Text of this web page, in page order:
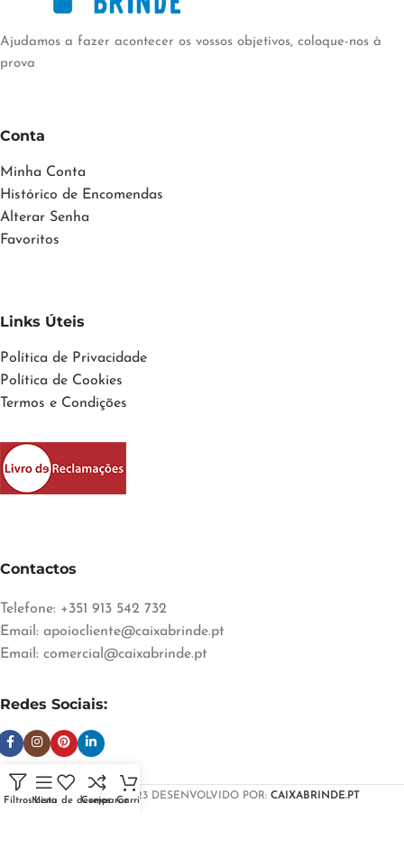
Ajudamos a fazer acontecer os vossos objetivos, coloque-nos à
prova
Conta
Minha Conta
Histórico de Encomendas
Alterar Senha
Favoritos
Links Úteis
Política de Privacidade
Política de Cookies
Termos e Condições
Contactos
Telefone: +351 913 542 732
Email: apoiocliente@caixabrinde.pt
Email: comercial@caixabrinde.pt
Redes Sociais:
CAIXABRINDE 2023 DESENVOLVIDO POR: CAIXABRINDE.PT
FiltrosMenu
Lista de desejos
CompararCarrinho